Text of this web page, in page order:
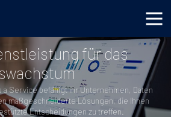
für das
a Service befähigt Ihr Unternehmen, Daten
maßgeschneiderte Lösungen, die Ihnen
Entscheidungen zu treffen.